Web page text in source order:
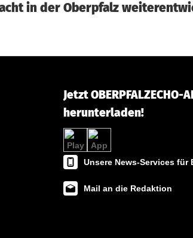
in der Oberpfalz
Jetzt OBERPFALZECHO-
herunterladen!
Unsere News-Services für
Mail an die Redaktion